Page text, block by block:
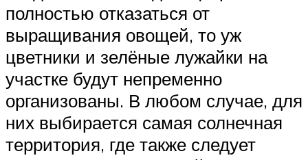
полностью отказаться от
выращивания овощей, то уж
цветники и зелёные лужайки на
участке будут непременно
организованы. В любом случае, для
них выбирается самая солнечная
территория, где также следует